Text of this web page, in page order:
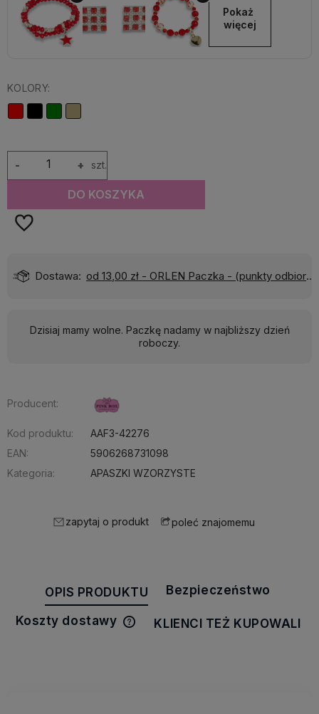
Pokaż
więcej
KOLORY:
+
- szt.
DO KOSZYKA
Dostawa: od 13,00 zł - ORLEN Paczka - (punkty odbioru)
Dzisiaj mamy wolne. Paczkę nadamy w najbliższy dzień
roboczy.
Producent:
Kod produktu:
AAF3-42276
EAN:
5906268731098
Kategoria:
APASZKI WZORZYSTE
zapytaj o produkt poleć znajomemu
OPIS PRODUKTU Bezpieczeństwo
Koszty dostawy
Cena nie zawiera ewentualnych
KLIENCI TEŻ KUPOWALI